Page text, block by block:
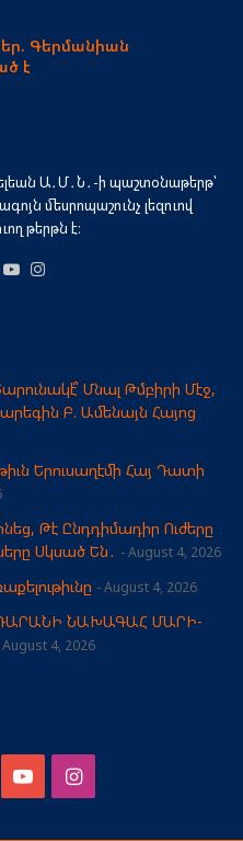
Գերմանիան
է
Ա․Մ․Ն․-ի պաշտօնաթերթ՝
մեսրոպաշունչ լեզուով
թերթն է։
X YouTube
Մնալ Թմբիրի Մէջ,
Բ. Ամենայն Հայոց
Երուսաղէմի Հայ Դատի
Թէ Ընդդիմադիր Ուժերը
Սկսած Են․
August 4, 2026
August 4, 2026
ՆԱԽԱԳԱՀ ՄԱՐԻ-
August 4, 2026
YouTubeInstagram